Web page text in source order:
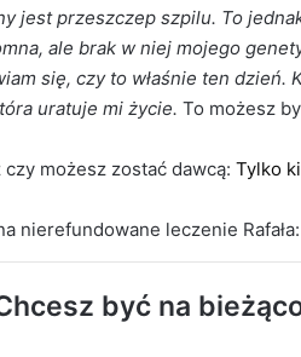
jest przeszczep szpilu. To
ale brak w niej mojego
się, czy to właśnie ten
uratuje mi życie. To możesz
czy możesz zostać dawcą: Tylko
nierefundowane leczenie Rafała:
być na